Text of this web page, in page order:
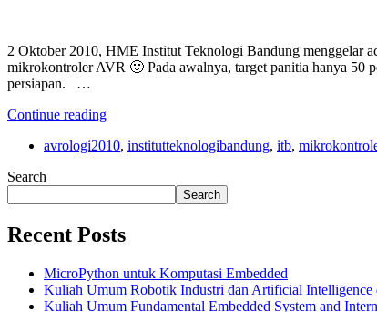
2 Oktober 2010, HME Institut Teknologi Bandung menggelar
mikrokontroler AVR 🙂 Pada awalnya, target panitia hanya 50
persiapan. …
Continue reading
avrologi2010, institutteknologibandung, itb,
Search
Search
Recent Posts
MicroPython untuk Komputasi Embedded
Kuliah Umum Robotik Industri dan Artificial
Kuliah Umum Fundamental Embedded System and